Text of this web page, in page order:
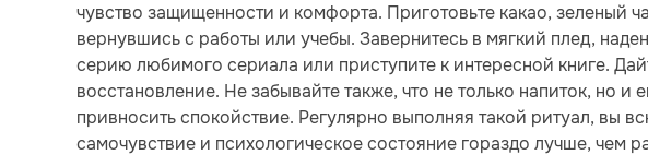
чувство защищенности и комфорта. Приготовьте какао, зеленый
вернувшись с работы или учебы. Завернитесь в мягкий плед,
серию любимого сериала или приступите к интересной книге.
восстановление. Не забывайте также, что не только напиток, но и
привносить спокойствие. Регулярно выполняя такой ритуал, вы
самочувствие и психологическое состояние гораздо лучше, чем